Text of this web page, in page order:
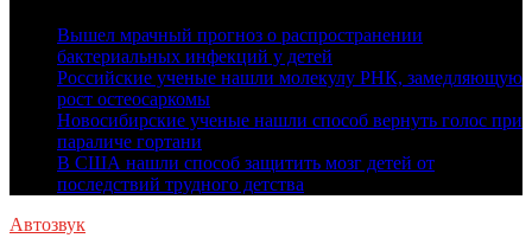
Вышел мрачный прогноз о распространении
бактериальных инфекций у детей
Российские ученые нашли молекулу РНК, замедляющую
рост остеосаркомы
Новосибирские ученые нашли способ вернуть голос при
параличе гортани
В США нашли способ защитить мозг детей от
последствий трудного детства
Автозвук